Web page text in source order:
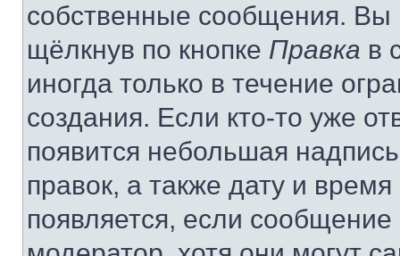
собственные сообщения. Вы
щёлкнув по кнопке Правка в
иногда только в течение
создания. Если кто-то уже
появится небольшая
правок, а также дату и
появляется, если